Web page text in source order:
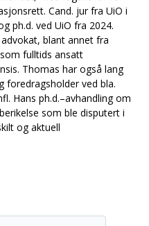
Cand. jur fra UiO i
ph.d. ved UiO fra 2024.
blant annet fra
fulltids ansatt
Thomas har også lang
foredragsholder ved bla.
Hans ph.d.–avhandling om
som ble disputert i
og aktuell